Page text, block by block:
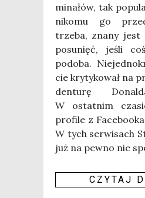
mi­na­łów, tak
niko­mu go
trze­ba, zna­ny jest
posu­nięć, jeśli
podo­ba.
cie kry­ty­ko­wał na
den­tu­rę
W ostat­nim
pro­fi­le z
W tych ser­wi­sach
już na pew­no nie
CZY­TAJ